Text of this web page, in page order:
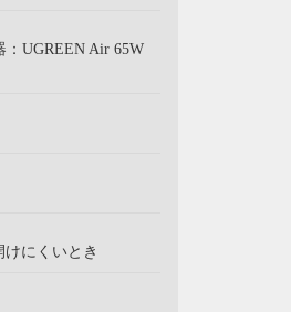
UGREEN Air 65W
にくいとき